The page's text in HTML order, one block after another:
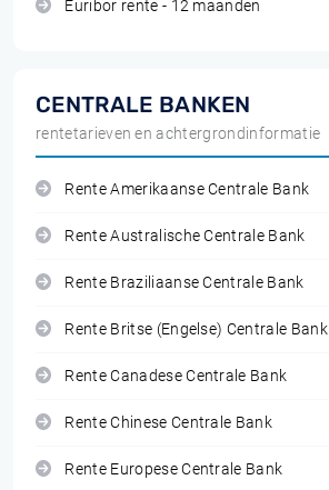
Euribor rente - 12 maanden
CENTRALE BANKEN
rentetarieven en achtergrondinformatie
Rente Amerikaanse Centrale Bank
Rente Australische Centrale Bank
Rente Braziliaanse Centrale Bank
Rente Britse (Engelse) Centrale Bank
Rente Canadese Centrale Bank
Rente Chinese Centrale Bank
Rente Europese Centrale Bank